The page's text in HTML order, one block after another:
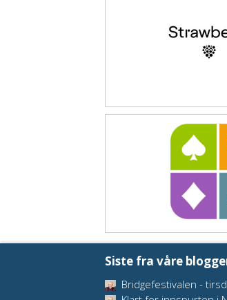
Siste fra våre
Bridgefestivalen -